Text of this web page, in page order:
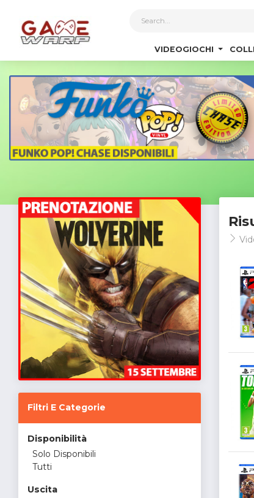
VIDEOGIOCHI
Filtri E Categorie
Disponibilità
Solo Disponibili
Tutti
Uscita